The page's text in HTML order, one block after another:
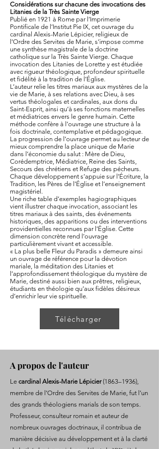
Considérations sur chacune des invocations des
Litanies de la Très Sainte Vierge
Publié en 1921 à Rome par l’Imprimerie
Pontificale de l’Institut Pie IX, cet ouvrage du
cardinal Alexis-Marie Lépicier, religieux de
l’Ordre des Servites de Marie, s’impose comme
une synthèse magistrale de la doctrine
catholique sur la Très Sainte Vierge. Chaque
invocation des Litanies de Lorette y est étudiée
avec rigueur théologique, profondeur spirituelle
et fidélité à la tradition de l’Église.
L’auteur relie les titres mariaux aux mystères de la
vie de Marie, à ses relations avec Dieu, à ses
vertus théologales et cardinales, aux dons du
Saint-Esprit, ainsi qu’à ses fonctions maternelles
et médiatrices envers le genre humain. Cette
méthode confère à l’ouvrage une structure à la
fois doctrinale, contemplative et pédagogique.
La progression de l’ouvrage permet au lecteur de
mieux comprendre la place unique de Marie
dans l’économie du salut : Mère de Dieu,
Corédemptrice, Médiatrice, Reine des Saints,
Secours des chrétiens et Refuge des pécheurs.
Chaque développement s’appuie sur l’Écriture, la
Tradition, les Pères de l’Église et l’enseignement
magistériel.
Une riche table d’exemples hagiographiques
vient illustrer chaque invocation, associant les
titres mariaux à des saints, des événements
historiques, des apparitions ou des interventions
providentielles reconnues par l’Église. Cette
dimension concrète rend l’ouvrage
particulièrement vivant et accessible.
« La plus belle Fleur du Paradis » demeure ainsi
un ouvrage de référence pour la dévotion
mariale, la méditation des Litanies et
l’approfondissement théologique du mystère de
Marie, destiné aussi bien aux prêtres, religieux,
étudiants en théologie qu’aux fidèles désireux
d’enrichir leur vie spirituelle.
Télécharger
A propos de l'auteur
Le cardinal Alexis-Marie Lépicier(1863–1936),
membre de l’Ordre des Servites de Marie, fut l’un
des grands théologiens marials de son temps.
Professeur, consulteur romain et auteur de
nombreux ouvrages doctrinaux, il contribua de
manière décisive au développement et à la clarté